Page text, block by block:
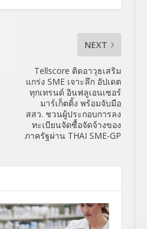
NEXT
Tellscore ติดอาวุธเสริม
แกร่ง SME เจาะลึก อัปเดต
ทุกเทรนด์ อินฟลูเอนเซอร์
มาร์เก็ตติ้ง พร้อมจับมือ
สสว. ชวนผู้ประกอบการลง
ทะเบียนจัดซื้อจัดจ้างของ
ภาครัฐผ่าน THAI SME-GP